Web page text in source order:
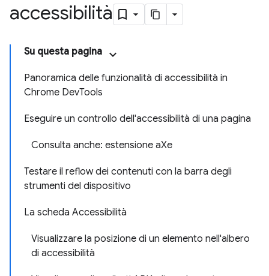
accessibilità
Su questa pagina
Panoramica delle funzionalità di accessibilità in
Chrome DevTools
Eseguire un controllo dell'accessibilità di una pagina
Consulta anche: estensione aXe
Testare il reflow dei contenuti con la barra degli
strumenti del dispositivo
La scheda Accessibilità
Visualizzare la posizione di un elemento nell'albero
di accessibilità